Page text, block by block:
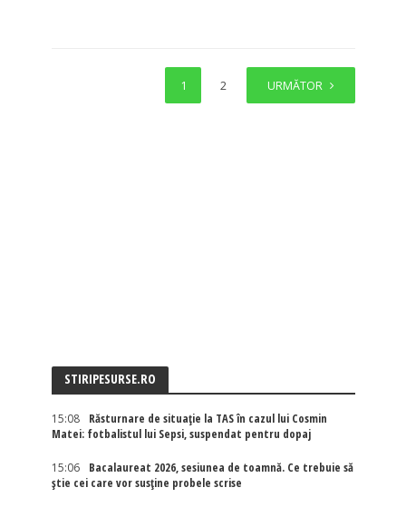
1 2 URMĂTOR
STIRIPESURSE.RO
15:08
Răsturnare de situație la TAS în cazul lui Cosmin
Matei: fotbalistul lui Sepsi, suspendat pentru dopaj
15:06
Bacalaureat 2026, sesiunea de toamnă. Ce trebuie să
știe cei care vor susține probele scrise